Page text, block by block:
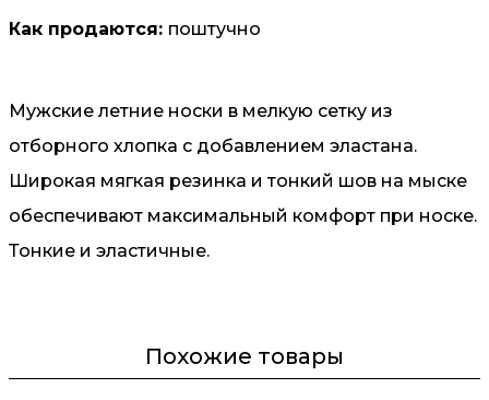
Как продаются: поштучно
Мужские летние носки в мелкую сетку из
отборного хлопка с добавлением эластана.
Широкая мягкая резинка и тонкий шов на мыске
обеспечивают максимальный комфорт при носке.
Тонкие и эластичные.
Похожие товары